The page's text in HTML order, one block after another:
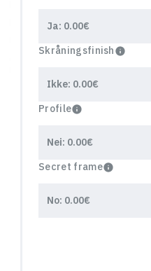
Skråningsfinish
Profile
Secret frame